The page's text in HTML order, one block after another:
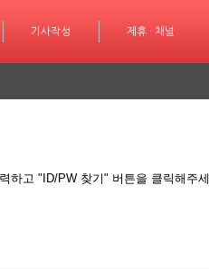
기사작성 제휴 · 채널
제휴 · 채널
하고 "ID/PW 찾기" 버튼을 클릭해주세